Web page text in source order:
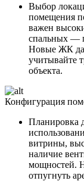
Выбор
помещения
важен
спальных —
Новые ЖК
учитывайте
объекта.
Конфигурация
Планировка
витрины,
наличие
мощностей.
отпугнуть